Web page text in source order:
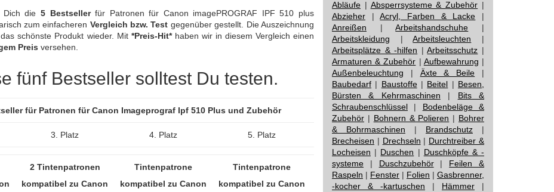
Dich die5 Bestsellerfür Patronen für Canon imagePROGRAF IPF 510 plus
zum einfacheren Vergleich bzw. Test gegenüber gestellt. Die Auszeichnung
schönste Produkt wieder. Mit *Preis-Hit*haben wir in diesem Vergleich einen
Preis versehen.
fünf Bestseller solltest Du testen.
für Patronen für Canon Imageprograf Ipf 510 Plus und Zubehör
3. Platz 4. Platz 5. Platz
2 Tintenpatronen
kompatibel zu Canon
Tintenpatrone
kompatibel zu Canon
Tintenpatrone
kompatibel zu Canon
Abläufe | Absperrsysteme & Zubehör |
Abzieher |Acryl, Farben & Lacke |
Anreißen |Arbeitshandschuhe |
Arbeitskleidung |Arbeitsleuchten |
Arbeitsplätze & -hilfen |Arbeitsschutz |
Armaturen & Zubehör | Aufbewahrung |
Außenbeleuchtung | Äxte & Beile |
Baubedarf | Baustoffe| Beitel | Besen,
Bürsten & Kehrmaschinen | Bits &
Schraubenschlüssel | Bodenbeläge &
Zubehör | Bohnern & Polieren | Bohrer
& Bohrmaschinen | Brandschutz |
Brecheisen | Drechseln | Durchtreiber &
Locheisen | Duschen | Duschköpfe & -
systeme | Duschzubehör| Feilen &
Raspeln | Fenster | Folien | Gasbrenner,
-kocher & -kartuschen | Hämmer |